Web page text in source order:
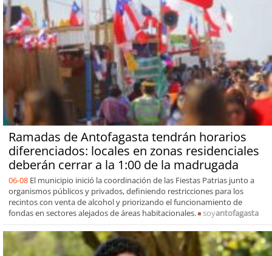
Ramadas de Antofagasta tendrán horarios
diferenciados: locales en zonas residenciales
deberán cerrar a la 1:00 de la madrugada
06-08 El municipio inició la coordinación de las Fiestas Patrias junto a
organismos públicos y privados, definiendo restricciones para los
recintos con venta de alcohol y priorizando el funcionamiento de
fondas en sectores alejados de áreas habitacionales.
soyantofagasta